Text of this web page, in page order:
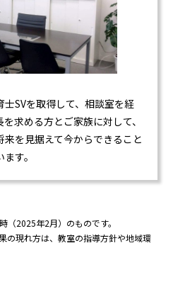
SVを取得して、相談室を経
求める方とご家族に対して、
を見据えて今からできること
す。
2025年2月）のものです。
の現れ方は、教室の指導方針や地域環